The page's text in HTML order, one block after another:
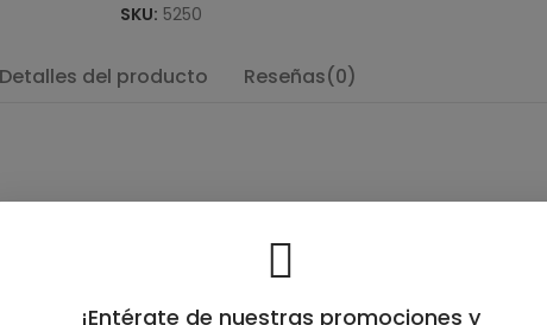
SKU: 5250
Detalles del producto Reseñas(0)
disfrutar el auténtico aroma y frescura de tus bebidas.
al exterior, evitando molestias al sujetarla.
¡Entérate de nuestras promociones y